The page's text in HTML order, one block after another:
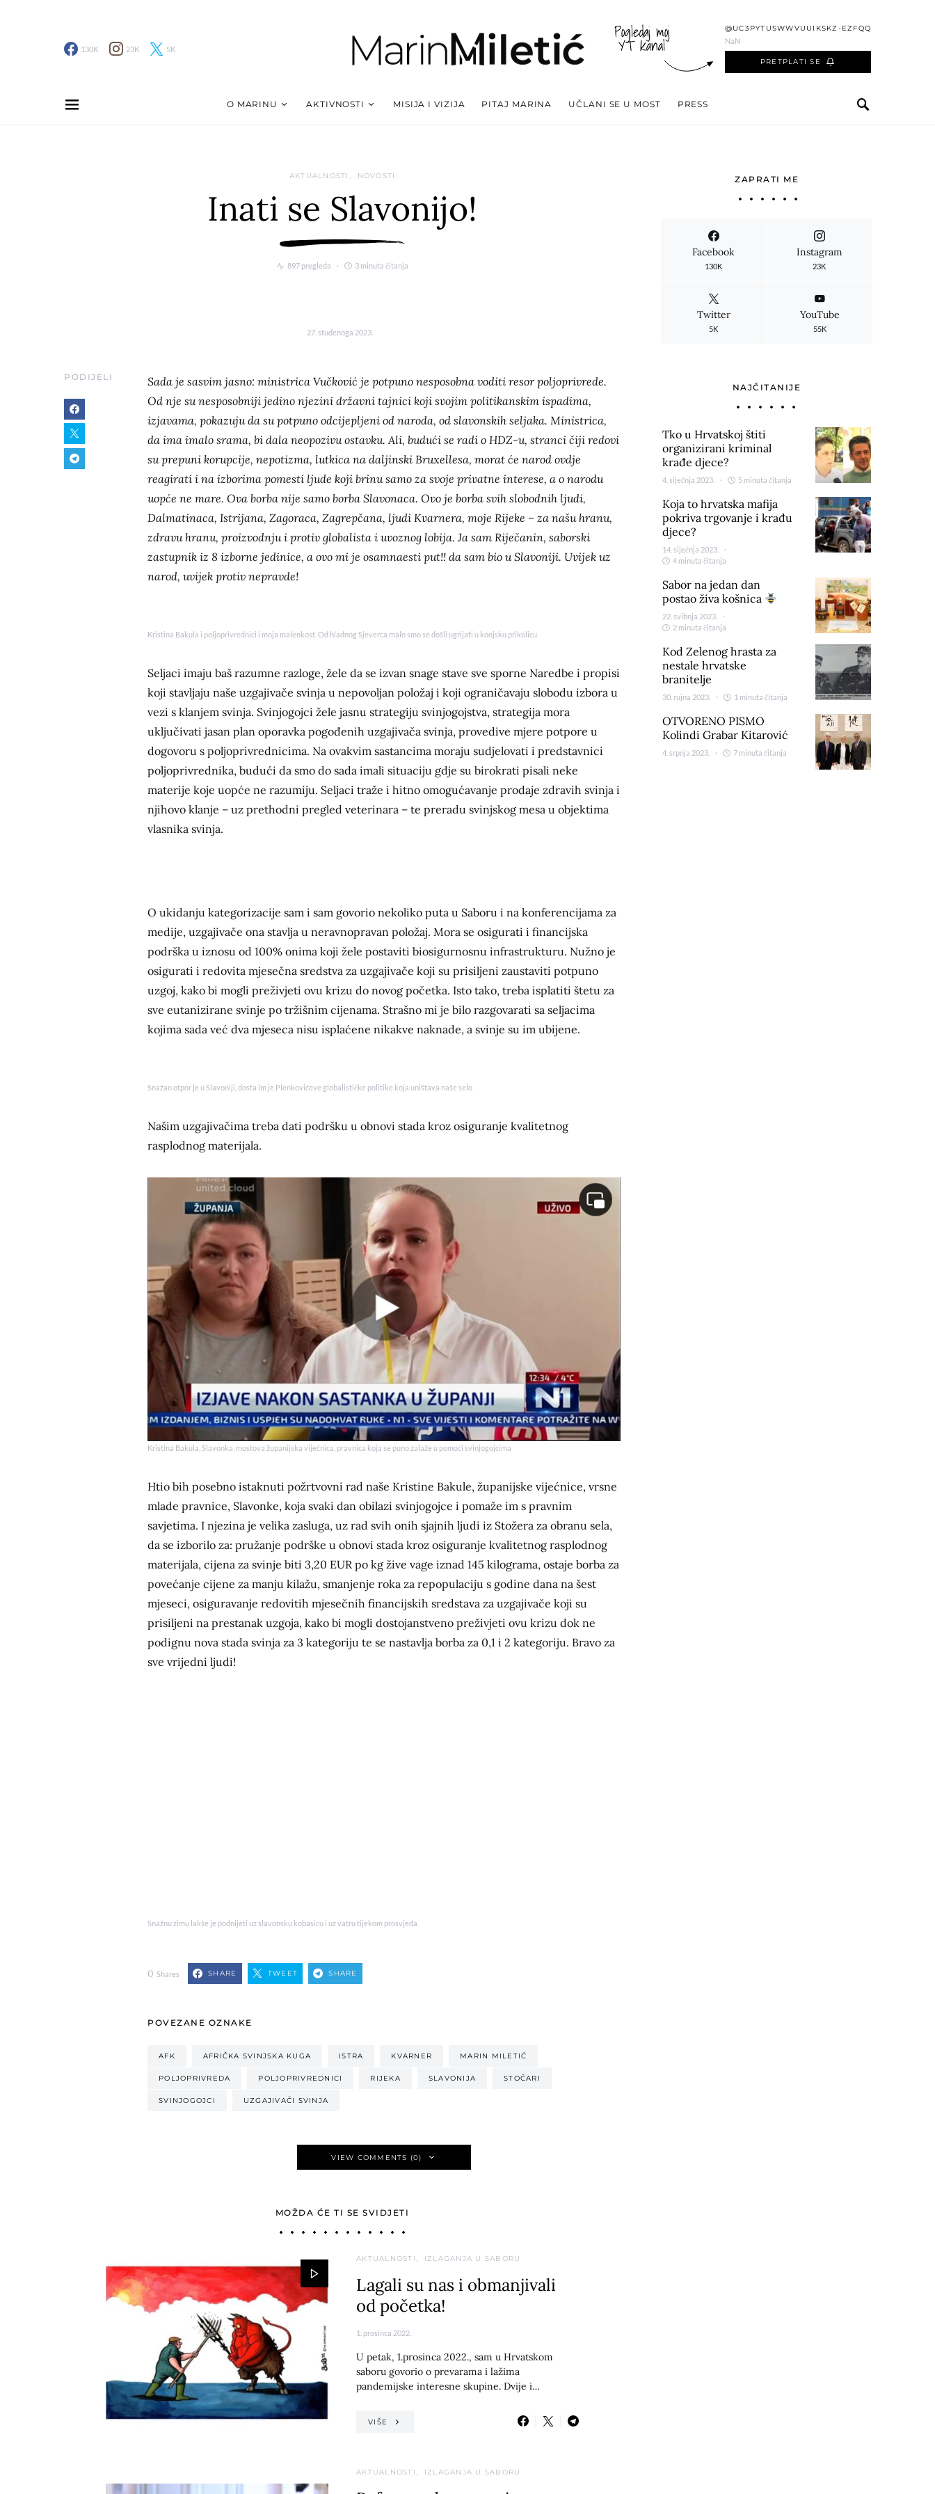
130K 23K 5K
Pogledaj moj
YT kanal
@UC3PYTUSWWVUUIKSKZ-EZFQQ
NaN
PRETPLATI SE
O MARINU AKTIVNOSTI MISIJA I VIZIJA PITAJ MARINA UČLANI SE U MOST PRESS
AKTUALNOSTI NOVOSTI
Inati se Slavonijo!
897 pregleda 3 minuta čitanja
27. studenoga 2023.
PODIJELI
Sada je sasvim jasno: ministrica Vučković je potpuno nesposobna voditi resor poljoprivrede.
Od nje su nesposobniji jedino njezini državni tajnici koji svojim politikanskim ispadima,
izjavama, pokazuju da su potpuno odcijepljeni od naroda, od slavonskih seljaka. Ministrica,
da ima imalo srama, bi dala neopozivu ostavku. Ali, budući se radi o HDZ-u, stranci čiji redovi
su prepuni korupcije, nepotizma, lutkica na daljinski Bruxellesa, morat će narod ovdje
reagirati i na izborima pomesti ljude koji brinu samo za svoje privatne interese, a o narodu
uopće ne mare. Ova borba nije samo borba Slavonaca. Ovo je borba svih slobodnih ljudi,
Dalmatinaca, Istrijana, Zagoraca, Zagrepčana, ljudi Kvarnera, moje Rijeke – za našu hranu,
zdravu hranu, proizvodnju i protiv globalista i uvoznog lobija. Ja sam Riječanin, saborski
zastupnik iz 8 izborne jedinice, a ovo mi je osamnaesti put!! da sam bio u Slavoniji. Uvijek uz
narod, uvijek protiv nepravde!
Kristina Bakula i poljoprivrednici i moja malenkost. Od hladnog Sjeverca malo smo se došli ugrijati u konjsku prikolicu
Seljaci imaju baš razumne razloge, žele da se izvan snage stave sve sporne Naredbe i propisi
koji stavljaju naše uzgajivače svinja u nepovoljan položaj i koji ograničavaju slobodu izbora u
vezi s klanjem svinja. Svinjogojci žele jasnu strategiju svinjogojstva, strategija mora
uključivati jasan plan oporavka pogođenih uzgajivača svinja, provedive mjere potpore u
dogovoru s poljoprivrednicima. Na ovakvim sastancima moraju sudjelovati i predstavnici
poljoprivrednika, budući da smo do sada imali situaciju gdje su birokrati pisali neke
materije koje uopće ne razumiju. Seljaci traže i hitno omogućavanje prodaje zdravih svinja i
njihovo klanje – uz prethodni pregled veterinara – te preradu svinjskog mesa u objektima
vlasnika svinja.
O ukidanju kategorizacije sam i sam govorio nekoliko puta u Saboru i na konferencijama za
medije, uzgajivače ona stavlja u neravnopravan položaj. Mora se osigurati i financijska
podrška u iznosu od 100% onima koji žele postaviti biosigurnosnu infrastrukturu. Nužno je
osigurati i redovita mjesečna sredstva za uzgajivače koji su prisiljeni zaustaviti potpuno
uzgoj, kako bi mogli preživjeti ovu krizu do novog početka. Isto tako, treba isplatiti štetu za
sve eutanizirane svinje po tržišnim cijenama. Strašno mi je bilo razgovarati sa seljacima
kojima sada već dva mjeseca nisu isplaćene nikakve naknade, a svinje su im ubijene.
Snažan otpor je u Slavoniji, dosta im je Plenkovićeve globalističke politike koja uništava naše selo
Našim uzgajivačima treba dati podršku u obnovi stada kroz osiguranje kvalitetnog
rasplodnog materijala.
Kristina Bakula, Slavonka, mostova županijska vijećnica, pravnica koja se puno zalaže u pomoći svinjogojcima
Htio bih posebno istaknuti požrtvovni rad naše Kristine Bakule, županijske vijećnice, vrsne
mlade pravnice, Slavonke, koja svaki dan obilazi svinjogojce i pomaže im s pravnim
savjetima. I njezina je velika zasluga, uz rad svih onih sjajnih ljudi iz Stožera za obranu sela,
da se izborilo za: pružanje podrške u obnovi stada kroz osiguranje kvalitetnog rasplodnog
materijala, cijena za svinje biti 3,20 EUR po kg žive vage iznad 145 kilograma, ostaje borba za
povećanje cijene za manju kilažu, smanjenje roka za repopulaciju s godine dana na šest
mjeseci, osiguravanje redovitih mjesečnih financijskih sredstava za uzgajivače koji su
prisiljeni na prestanak uzgoja, kako bi mogli dostojanstveno preživjeti ovu krizu dok ne
podignu nova stada svinja za 3 kategoriju te se nastavlja borba za 0,1 i 2 kategoriju. Bravo za
sve vrijedni ljudi!
Snažnu zimu lakše je podnijeti uz slavonsku kobasicu i uz vatru tijekom prosvjeda
0 Shares SHARE TWEET SHARE
POVEZANE OZNAKE
AFK AFRIČKA SVINJSKA KUGA ISTRA KVARNER MARIN MILETIĆ
POLJOPRIVREDA POLJOPRIVREDNICI RIJEKA SLAVONIJA STOČARI
SVINJOGOJCI UZGAJIVAČI SVINJA
VIEW COMMENTS (0)
MOŽDA ĆE TI SE SVIDJETI
AKTUALNOSTI IZLAGANJA U SABORU
Lagali su nas i obmanjivali
od početka!
1. prosinca 2022.
U petak, 1.prosinca 2022., sam u Hrvatskom
saboru govorio o prevarama i lažima
pandemijske interesne skupine. Dvije i…
VIŠE
AKTUALNOSTI IZLAGANJA U SABORU
ZAPRATI ME
Facebook
130K
Instagram
23K
Twitter
5K
YouTube
55K
NAJČITANIJE
Tko u Hrvatskoj štiti
organizirani kriminal
krađe djece?
4. siječnja 2023. 5 minuta čitanja
Koja to hrvatska mafija
pokriva trgovanje i krađu
djece?
14. siječnja 2023.
4 minuta čitanja
Sabor na jedan dan
postao živa košnica
22. svibnja 2023.
2 minuta čitanja
Kod Zelenog hrasta za
nestale hrvatske
branitelje
30. rujna 2023. 1 minuta čitanja
OTVORENO PISMO
Kolindi Grabar Kitarović
4. srpnja 2023. 7 minuta čitanja